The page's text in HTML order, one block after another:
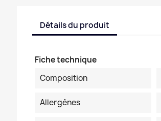
Détails du produit
Fiche technique
Composition
Allergènes